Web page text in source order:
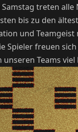
treten
bis zu den
und
Spieler freuen
unseren Teams